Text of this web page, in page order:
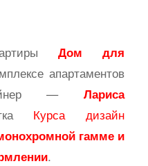
Дом для
апартаментов
—Лариса
Курса дизайн
гамме и
.